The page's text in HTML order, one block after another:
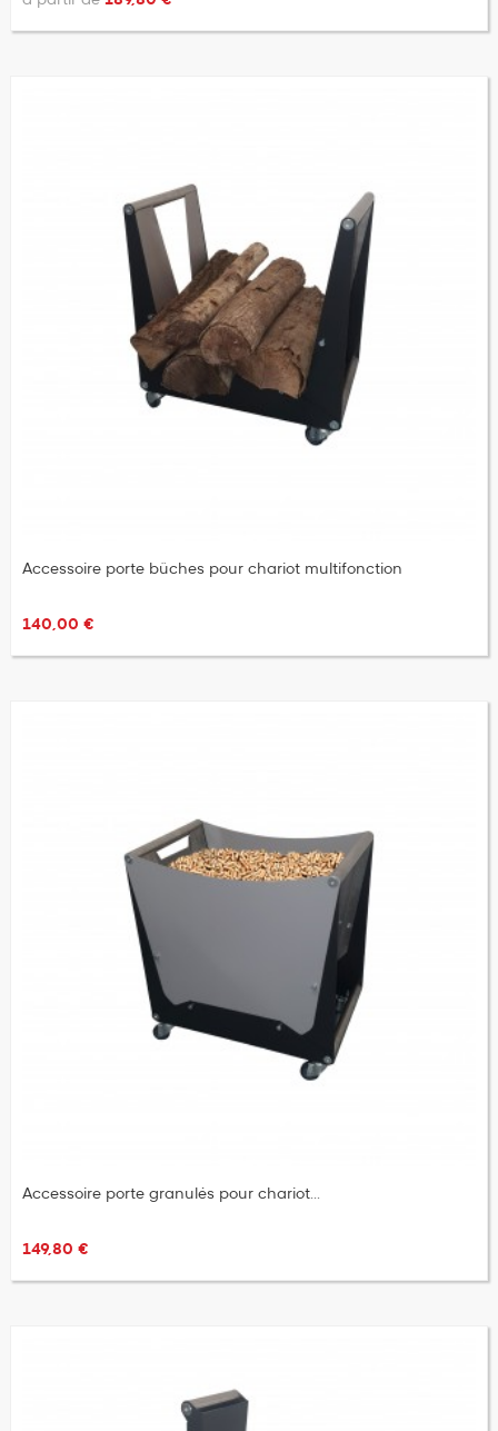
Accessoire porte bûches pour chariot multifonction
140,00 €
Accessoire porte granulés pour chariot...
149,80 €